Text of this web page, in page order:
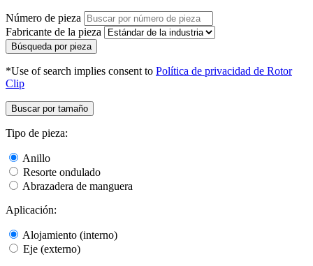
Número de pieza
Fabricante de la pieza
Búsqueda por pieza
*Use of search implies consent to Política de privacidad de Rotor
Clip
Buscar por tamaño
Tipo de pieza:
Anillo
Resorte ondulado
Abrazadera de manguera
Aplicación:
Alojamiento (interno)
Eje (externo)